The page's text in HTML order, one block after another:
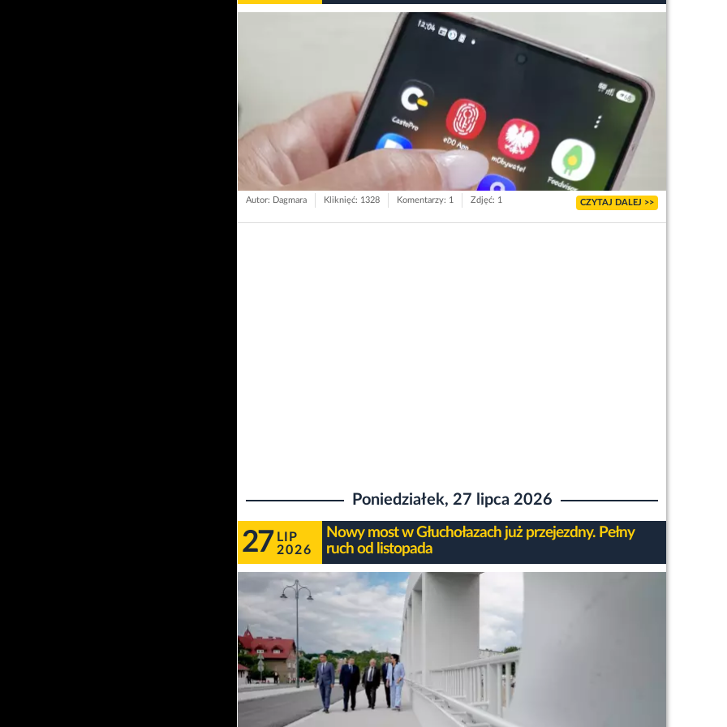
Autor: Dagmara Kliknięć: 1328 Komentarzy: 1 Zdjęć: 1 CZYTAJ DALEJ >>
Poniedziałek, 27 lipca 2026
27 LIP
2026
Nowy most w Głuchołazach już przejezdny. Pełny
ruch od listopada